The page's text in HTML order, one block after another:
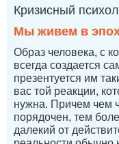
Кризисный
Мы живем в
Образ человека, с
всегда создается
презентуется им
вас той реакции,
нужна. Причем чем
порядочен, тем
далекий от